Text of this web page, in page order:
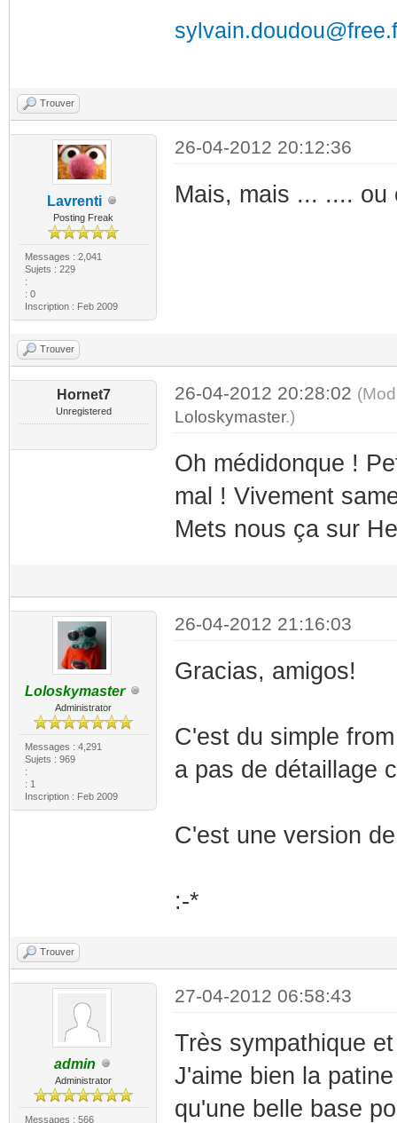
Trouver
Lavrenti
Posting Freak
Messages : 2,041
Sujets : 229
:
: 0
Inscription : Feb 2009
26-04-2012 20:12:36
Mais, mais ... ....
Trouver
Hornet7
Unregistered
26-04-2012 20:28:02
Loloskymaster.)
Oh médidonque !
mal ! Vivement
Mets nous ça sur
Loloskymaster
Administrator
Messages : 4,291
Sujets : 969
:
: 1
Inscription : Feb 2009
26-04-2012 21:16:03
Gracias, amigos!
C'est du simple
a pas de détaillage
C'est une version
:-*
Trouver
admin
Administrator
Messages : 566
27-04-2012 06:58:43
Très sympathique
J'aime bien la
qu'une belle base